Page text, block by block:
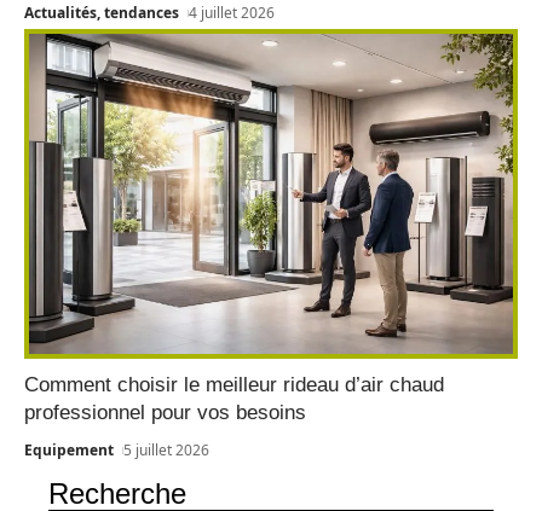
Actualités, tendances 4 juillet 2026
Comment choisir le meilleur rideau d’air chaud
professionnel pour vos besoins
Equipement 5 juillet 2026
Recherche